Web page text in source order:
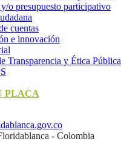
o presupuesto participativo​
cuentas
e innovación
Transparencia y Ética Pública
PLACA
- Colombia